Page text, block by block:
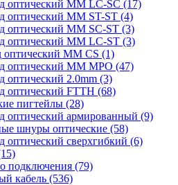
оптический MM LC-SC (17)
оптический MM ST-ST (4)
оптический MM SC-ST (3)
оптический MM LC-ST (3)
оптический MM CS (1)
оптический MM MPO (47)
оптический 2.0mm (3)
оптический FTTH (68)
пигтейлы (28)
оптический армированный (9)
шнуры оптические (58)
оптический сверхгибкий (6)
подключения (79)
кабель (536)